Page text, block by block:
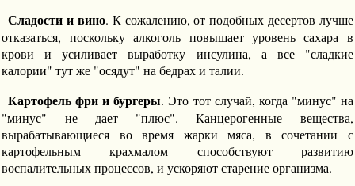
Сладости и вино. К сожалению, от подобных десертов лучше
отказаться, поскольку алкоголь повышает уровень сахара в
крови и усиливает выработку инсулина, а все "сладкие
калории" тут же "осядут" на бедрах и талии.
Картофель фри и бургеры. Это тот случай, когда "минус" на
"минус" не дает "плюс". Канцерогенные вещества,
вырабатывающиеся во время жарки мяса, в сочетании с
картофельным крахмалом способствуют развитию
воспалительных процессов, и ускоряют старение организма.